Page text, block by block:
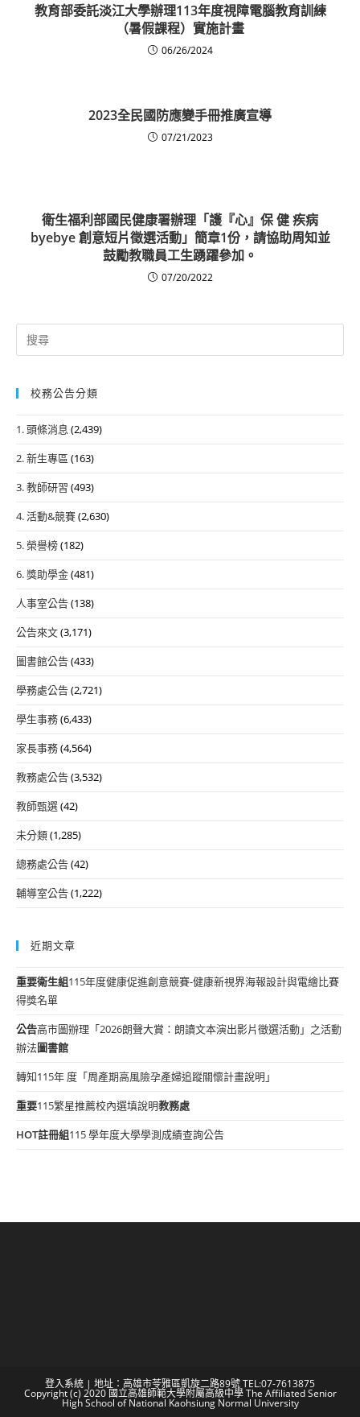
教育部委託淡江大學辦理113年度視障電腦教育訓練
（暑假課程）實施計畫
06/26/2024
2023全民國防應變手冊推廣宣導
07/21/2023
衛生福利部國民健康署辦理「護『心』保 健 疾病
byebye 創意短片徵選活動」簡章1份，請協助周知並
鼓勵教職員工生踴躍參加。
07/20/2022
Search
for:
校務公告分類
1. 頭條消息 (2,439)
2. 新生專區 (163)
3. 教師研習 (493)
4. 活動&競賽(2,630)
5. 榮譽榜(182)
6. 獎助學金(481)
人事室公告(138)
公告來文(3,171)
圖書館公告(433)
學務處公告(2,721)
學生事務(6,433)
家長事務(4,564)
教務處公告(3,532)
教師甄選(42)
未分類(1,285)
總務處公告(42)
輔導室公告(1,222)
近期文章
重要衛生組115年度健康促進創意競賽-健康新視界海報設計與電繪比賽
得獎名單
公告高市圖辦理「2026朗聲大賞：朗讀文本演出影片徵選活動」之活動
辦法圖書館
轉知115年 度「周產期高風險孕產婦追蹤關懷計畫說明」
重要115繁星推薦校內選填說明教務處
HOT註冊組115 學年度大學學測成績查詢公告
登入系統 | 地址：高雄市苓雅區凱旋二路89號 TEL:07-7613875
Copyright (c) 2020 國立高雄師範大學附屬高級中學 The Affiliated Senior
High School of National Kaohsiung Normal University